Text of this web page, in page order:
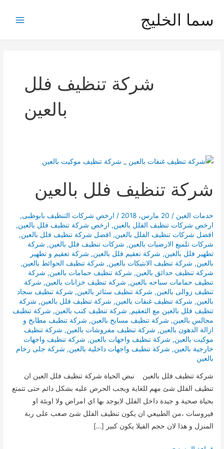
سما الخليج
شركة تنظيف فلل
بالعين
شركة تنظيف فلل بالعين
خدمات العين / 20 مارس، 2018 / ارخص شركات التنظيف بابوظبى,
ارخص شركات تنظيف الفلل بالعين, ارخص شركة تنظيف فلل بالعين,
افضل شركات تنظيف الفلل بالعين, افضل شركة تنظيف فلل بالعين,
شركات تلميع الارضيات بالعين, شركات تنظيف فلل بالعين, شركة
تطهير فلل بالعين, شركة تعقيم فلل بالعين, شركة تعقيم و تطهير
بالعين, شركة تنظيف الانتيكات بالعين, شركة تنظيف الحوائط بالعين,
شركة تنظيف حدائق بالعين, شركة تنظيف حمامات بالعين, شركة
تنظيف حمامات سباحه بالعين, شركة تنظيف خزانات بالعين, شركة
تنظيف زوالى بالعين, شركة تنظيف ستائر بالعين, شركة تنظيف سجاد
بالعين, شركة تنظيف غنفات بالعين, شركة تنظيف فلل بالعين, شركة
تنظيف فلل بالعين مع التعقيم, شركة تنظيف كنب بالعين, شركة تنظيف
مجالس بالعين, شركة تنظيف مسابح بالعين, شركة تنظيف مطابخ و
ازالة الدهون بالعين, شركة تنظيف مفروشات بالعين, شركة تنظيف
موكيت بالعين, شركة تنظيف واجهات بالعين, شركة تنظيف واجهات
خارجية بالعين, شركة تنظيف واجهات داخلية بالعين, شركة جلى رخام
بالعين
شركة تنظيف فلل بالعين نبض الحياة شركة تنظيف فلل العين ان
تنظيف الفلل شئ مهم للغاية ويجب الحرص عليه بشكل دائم حتى تتمتع
بحياة صحية و جيدة داخل الفلل لايوجد بها اي امراض ولا اوبئة او
فيروسات ،من الطبيعي ان يكون تنظيف الفلل شئ صعب على ربة
المنزل و هذا لان حجم الفيلا يكون كبير […]